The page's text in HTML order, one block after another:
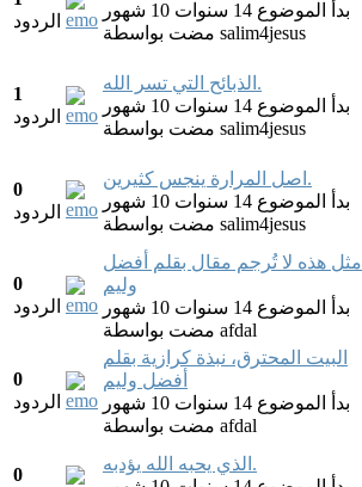
الردود
بدأ الموضوع 14 سنوات 10 شهور
مضت salim4jesus
1
الردود
الذبائح التي تسر الله.
بدأ الموضوع 14 سنوات 10 شهور
مضت salim4jesus
0
الردود
اصل المرارة ينجس كثيرين.
بدأ الموضوع 14 سنوات 10 شهور
مضت salim4jesus
0
الردود
مثل هذه لا تُرجم مقال بقلم أفضل
وليم
بدأ الموضوع 14 سنوات 10 شهور
مضت afdal
0
الردود
البيت المحترق، نبذة كرازية بقلم
أفضل وليم
بدأ الموضوع 14 سنوات 10 شهور
مضت afdal
0
الذي يحبه الله يؤدبه.